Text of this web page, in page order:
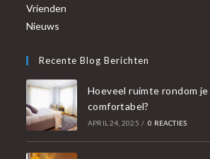
Vrienden
Nieuws
Recente Blog Berichten
Hoeveel ruimte rondom je
comfortabel?
APRIL 24, 2025 / 0 REACTIES